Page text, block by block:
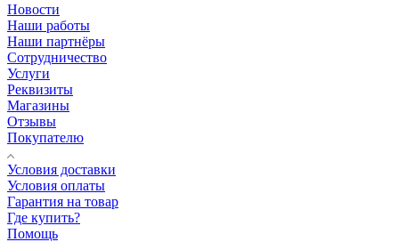
Новости
Наши работы
Наши партнёры
Сотрудничество
Услуги
Реквизиты
Магазины
Отзывы
Покупателю
Условия доставки
Условия оплаты
Гарантия на товар
Где купить?
Помощь